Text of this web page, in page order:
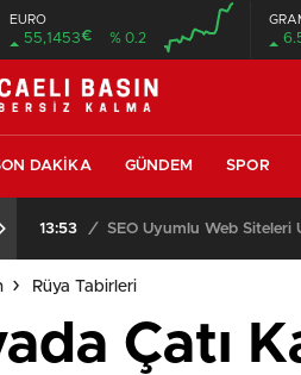
EURO
55,1453€ % 0.2
DAKIKA GÜNDEM SPOR
13:53 / SEO Uyumlu Web Siteleri
Rüya Tabirleri
Çatı